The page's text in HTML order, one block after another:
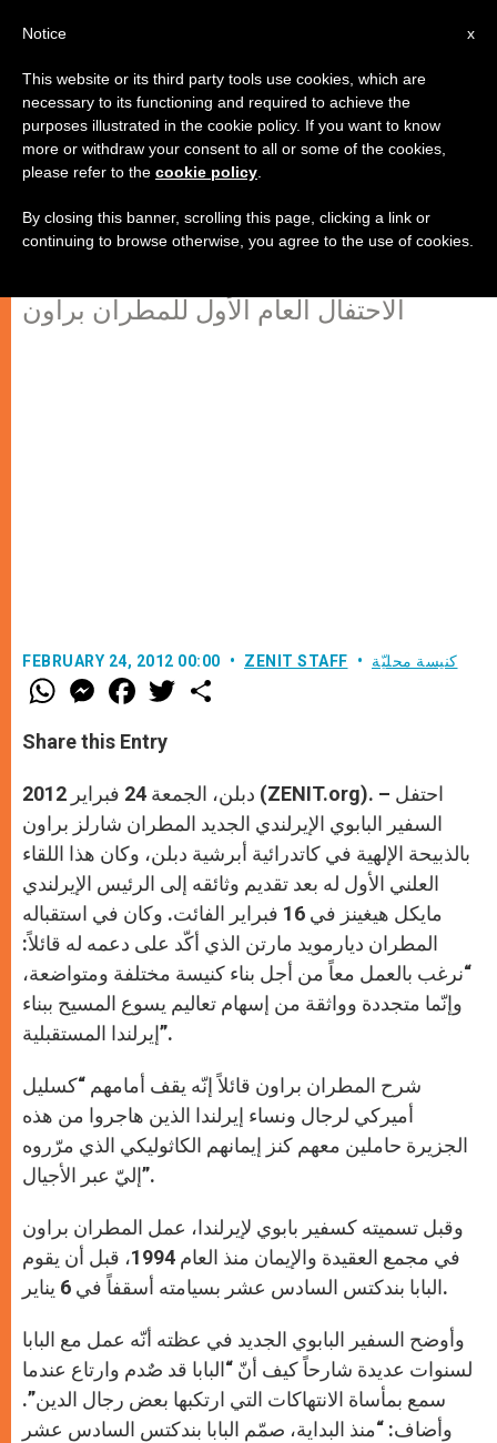
السفير البابوي الإيرلندي: البابا مصمّم
على التعاطي بحزم مع الانتهاكات
الجنسية
الاحتفال العام الأول للمطران براون
FEBRUARY 24, 2012 00:00 ZENIT STAFF كنيسة محليّة
W
h
t
s
p
p
M
e
s
e
g
e
r
F
a
e
b
o
k
w
r
Share this Entry
دبلن، الجمعة 24 فبراير 2012 (ZENIT.org). – احتفل
السفير البابوي الإيرلندي الجديد المطران شارلز براون
بالذبيحة الإلهية في كاتدرائية أبرشية دبلن، وكان هذا اللقاء
العلني الأول له بعد تقديم وثائقه إلى الرئيس الإيرلندي
مايكل هيغينز في 16 فبراير الفائت. وكان في استقباله
المطران ديارمويد مارتن الذي أكّد على دعمه له قائلاً:
“نرغب بالعمل معاً من أجل بناء كنيسة مختلفة ومتواضعة،
وإنّما متجددة وواثقة من إسهام تعاليم يسوع المسيح ببناء
إيرلندا المستقبلية”.
شرح المطران براون قائلاً إنّه يقف أمامهم “كسليل
أميركي لرجال ونساء إيرلندا الذين هاجروا من هذه
الجزيرة حاملين معهم كنز إيمانهم الكاثوليكي الذي مرّروه
إليّ عبر الأجيال”.
وقبل تسميته كسفير بابوي لإيرلندا، عمل المطران براون
في مجمع العقيدة والإيمان منذ العام 1994، قبل أن يقوم
البابا بندكتس السادس عشر بسيامته أسقفاً في 6 يناير.
وأوضح السفير البابوي الجديد في عظته أنّه عمل مع البابا
لسنوات عديدة شارحاً كيف أنّ “البابا قد صٌدم وارتاع عندما
سمع بمأساة الانتهاكات التي ارتكبها بعض رجال الدين”.
وأضاف: “منذ البداية، صمّم البابا بندكتس السادس عشر
x
Notice
This website or its third party tools use cookies, which are
necessary to its functioning and required to achieve the
purposes illustrated in the cookie policy. If you want to know
more or withdraw your consent to all or some of the cookies,
please refer to the cookie policy
By closing this banner, scrolling this page, clicking a link or
continuing to browse otherwise, you agree to the use of cookies.